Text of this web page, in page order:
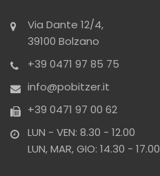
Via Dante 12/4,
39100 Bolzano
+39 0471 97 85 75
info@pobitzer.it
+39 0471 97 00 62
LUN - VEN: 8.30 - 12.00
LUN, MAR, GIO: 14.30 - 17.00